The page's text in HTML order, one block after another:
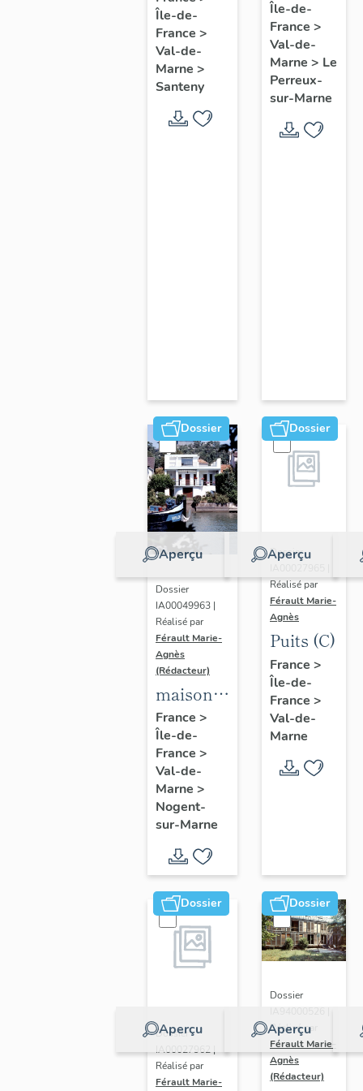
commune
de
Santeny
Île-de-
France >
Val-de-
Marne >
Santeny
commune
du
Perreux-
sur-
Marne
Île-de-
France >
Val-de-
Marne > Le
Perreux-
sur-Marne
Dossier
Aperçu
Dossier
IA00049963 |
Réalisé par
Férault Marie-
Agnès
(Rédacteur)
maisons,
immeubles
France >
Île-de-
France >
Val-de-
Marne >
Nogent-
sur-Marne
Dossier
Aperçu
Dossier
Réalisé par
Férault Marie-
Agnès
Puits (C)
France >
Île-de-
France >
Val-de-
Marne
Dossier
Aperçu
Dossier
IA00027962 |
Réalisé par
Férault Marie-
Dossier
Aperçu
Dossier
Réalisé par
Férault Marie-
Agnès
(Rédacteur)